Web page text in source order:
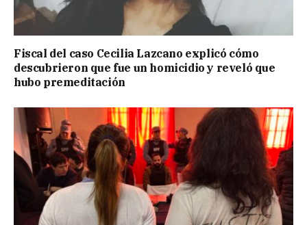
Fiscal del caso Cecilia Lazcano explicó cómo
descubrieron que fue un homicidio y reveló que
hubo premeditación